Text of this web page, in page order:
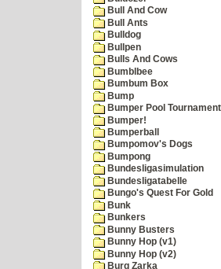
Bull And Cow
Bull Ants
Bulldog
Bullpen
Bulls And Cows
Bumblbee
Bumbum Box
Bump
Bumper Pool Tournament
Bumper!
Bumperball
Bumpomov's Dogs
Bumpong
Bundesligasimulation
Bundesligatabelle
Bungo's Quest For Gold
Bunk
Bunkers
Bunny Busters
Bunny Hop (v1)
Bunny Hop (v2)
Burg Zarka